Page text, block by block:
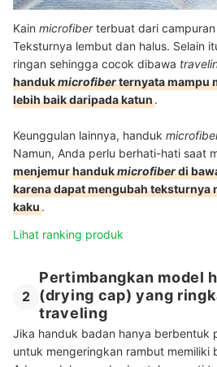
Kain microfiberterbuat dari
Teksturnya lembut dan halus. Selain
ringan sehingga cocok dibawa
handukmicrofiberternyata mampu
lebih baik daripada katun.
Keunggulan lainnya, handuk
Namun, Anda perlu berhati-hati saat
menjemur handukmicrofiberdi
karena dapat mengubah teksturnya
kaku.
Lihat ranking produk
2
Pertimbangkan model
(drying cap) yang
traveling
Jika handuk badan hanya berbentuk
untuk mengeringkan rambut memiliki